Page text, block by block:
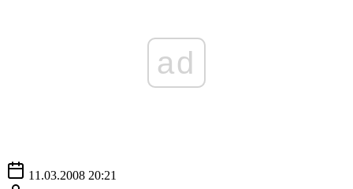
ad
11.03.2008 20:21